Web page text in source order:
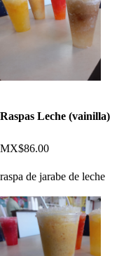
Raspas Leche (vainilla)
MX$86.00
raspa de jarabe de leche